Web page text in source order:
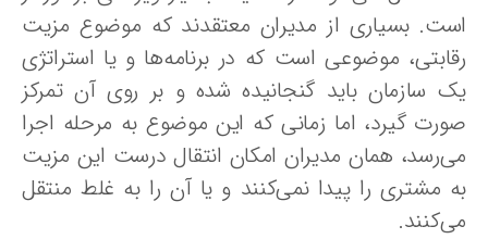
بسیاری از مدیران معتقدند که موضوع مزیت
موضوعی است که در برنامه‌ها و یا استراتژی
سازمان باید گنجانیده شده و بر روی آن تمرکز
گیرد، اما زمانی که این موضوع به مرحله اجرا
همان مدیران امکان انتقال درست این مزیت
مشتری را پیدا نمی‌کنند و یا آن را به غلط منتقل